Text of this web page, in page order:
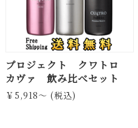
プロジェクト クワトロ
カヴァ 飲み比べセット
￥5,918～ (税込)